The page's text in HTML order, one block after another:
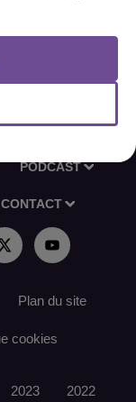
PODCAST
CONTACT
Plan du site
cookies
2023 2022